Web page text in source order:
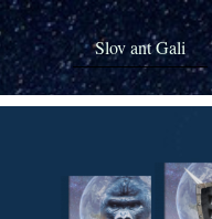
Slov ant Gali